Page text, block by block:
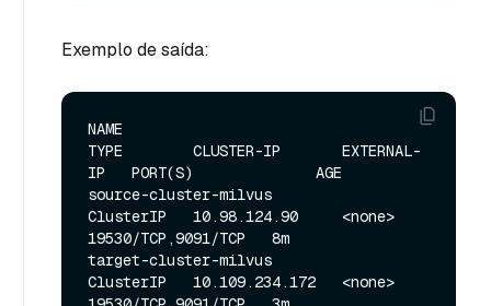
Exemplo de saída:
NAME
TYPE        CLUSTER-IP       EXTERNAL-
IP   PORT(S)              AGE
source-cluster-milvus
ClusterIP   10.98.124.90     <none>
19530/TCP,9091/TCP   8m
target-cluster-milvus
ClusterIP   10.109.234.172   <none>